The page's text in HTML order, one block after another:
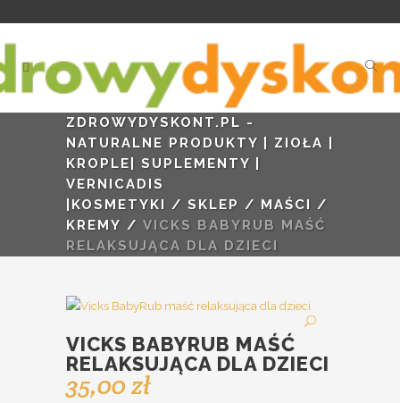
ZDROWYDYSKONT.PL -
NATURALNE PRODUKTY | ZIOŁA |
KROPLE| SUPLEMENTY |
VERNICADIS
|KOSMETYKI / SKLEP / MAŚCI /
KREMY / VICKS BABYRUB MAŚĆ
RELAKSUJĄCA DLA DZIECI
VICKS BABYRUB MAŚĆ
RELAKSUJĄCA DLA DZIECI
35,00zł